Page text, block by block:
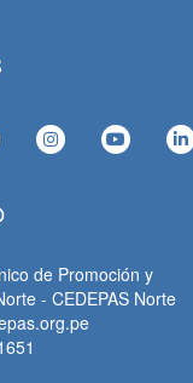
de Promoción y
- CEDEPAS Norte